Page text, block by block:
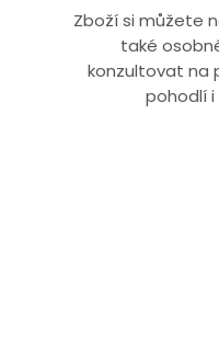
Zboží si můžete
také
konzultovat na
pohodlí